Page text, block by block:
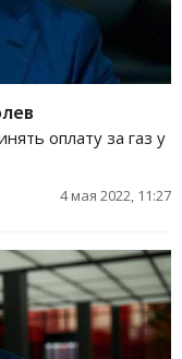
оплату за газ у
4 мая 2022, 11:27